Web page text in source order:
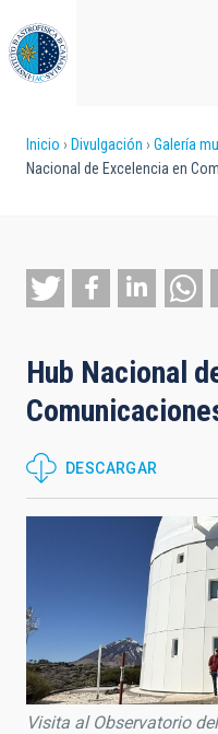
al
contenido
principal
Sobrescribir
ayuda
a
navegación
Inicio Divulgación Galería
Nacional de Excelencia en
Hub Nacional
DESCARGAR
Visita al Observatorio